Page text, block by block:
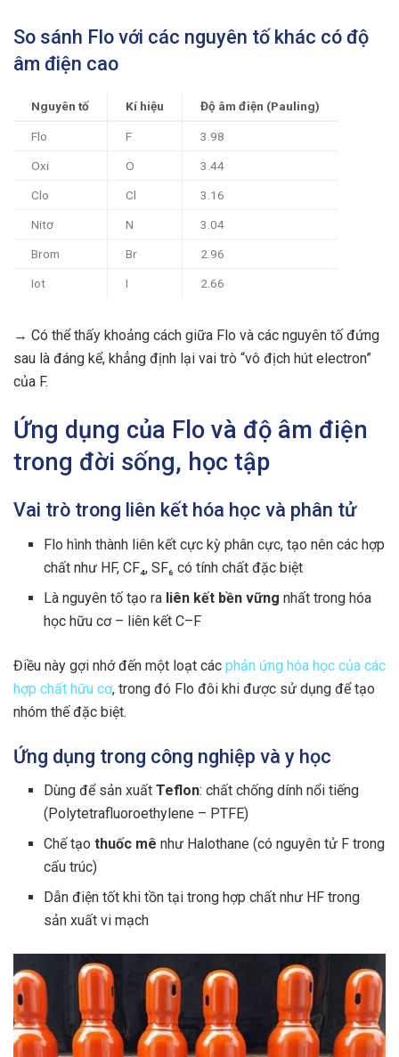
So sánh Flo với các nguyên tố khác có độ
âm điện cao
Nguyên tố Kí hiệu Độ âm điện (Pauling)
Flo F 3.98
Oxi O 3.44
Clo Cl 3.16
Nitơ N 3.04
Brom Br 2.96
Iot I 2.66
→ Có thể thấy khoảng cách giữa Flo và các nguyên tố đứng
sau là đáng kể, khẳng định lại vai trò “vô địch hút electron”
của F.
Ứng dụng của Flo và độ âm điện
trong đời sống, học tập
Vai trò trong liên kết hóa học và phân tử
Flo hình thành liên kết cực kỳ phân cực, tạo nên các hợp
chất như HF, CF₄, SF₆ có tính chất đặc biệt
Là nguyên tố tạo ra liên kết bền vững nhất trong hóa
học hữu cơ – liên kết C–F
Điều này gợi nhớ đến một loạt các phản ứng hóa học của các
hợp chất hữu cơ, trong đó Flo đôi khi được sử dụng để tạo
nhóm thế đặc biệt.
Ứng dụng trong công nghiệp và y học
Dùng để sản xuấtTeflon: chất chống dính nổi tiếng
(Polytetrafluoroethylene – PTFE)
Chế tạothuốc mê như Halothane (có nguyên tử F trong
cấu trúc)
Dẫn điện tốt khi tồn tại trong hợp chất như HF trong
sản xuất vi mạch